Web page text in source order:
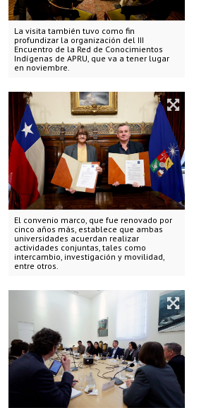
La visita también tuvo como fin
profundizar la organización del III
Encuentro de la Red de Conocimientos
Indígenas de APRU, que va a tener lugar
en noviembre.
El convenio marco, que fue renovado por
cinco años más, establece que ambas
universidades acuerdan realizar
actividades conjuntas, tales como
intercambio, investigación y movilidad,
entre otros.